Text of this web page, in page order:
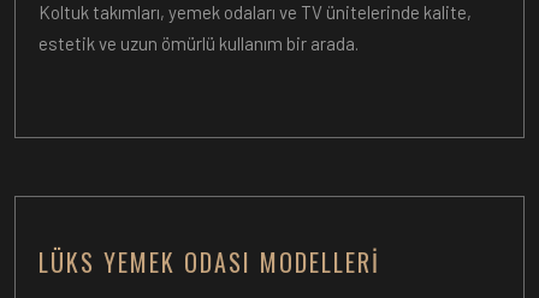
Koltuk takımları, yemek odaları ve TV ünitelerinde kalite,
estetik ve uzun ömürlü kullanım bir arada.
LÜKS YEMEK ODASI MODELLERI